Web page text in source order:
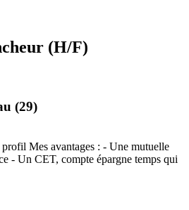
(H/F)
(29)
Mes avantages : - Une mutuelle
- Un CET, compte épargne temps qui